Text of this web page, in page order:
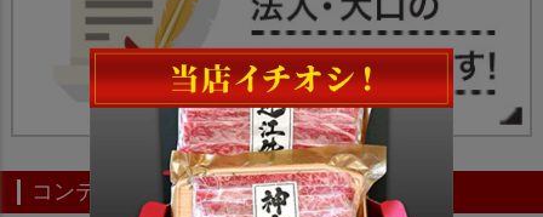
コンテンツ一覧